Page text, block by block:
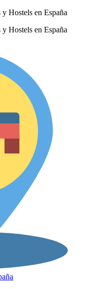
Hostels en España
Hostels en España